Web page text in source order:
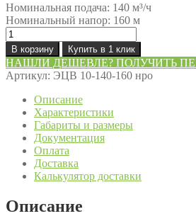
Номинальная подача: 140 м³/ч
Номинальный напор: 160 м
Количество
товара
Насос
ЭЦВ
10-
140-
В корзину Купить в 1 клик
НАШЛИ ДЕШЕВЛЕ? ПОЛУЧИТЬ
Артикул: ЭЦВ 10-140-160 нро
Описание
Характеристики
Габариты и размеры
Документация
Оплата
Доставка
Калькулятор доставки
Описание